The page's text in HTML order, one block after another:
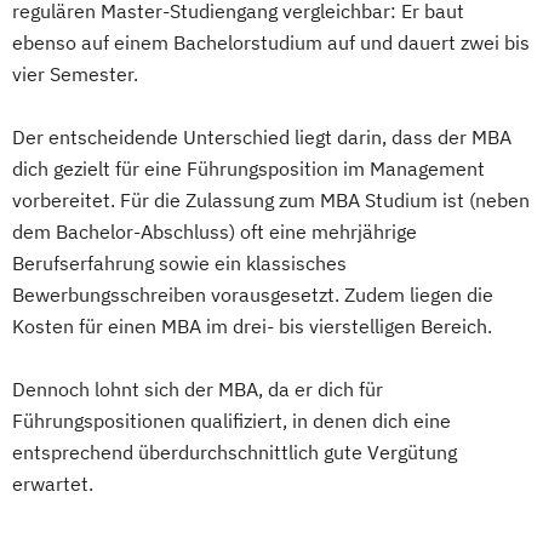
Supply Chain Management (DE/EN)
regulären Master-Studiengang vergleichbar: Er baut
ebenso auf einem Bachelorstudium auf und dauert zwei bis
vier Semester.
Der entscheidende Unterschied liegt darin, dass der MBA
dich gezielt für eine Führungsposition im Management
vorbereitet. Für die Zulassung zum MBA Studium ist (neben
dem Bachelor-Abschluss) oft eine mehrjährige
Berufserfahrung sowie ein klassisches
Bewerbungsschreiben vorausgesetzt. Zudem liegen die
Kosten für einen MBA im drei- bis vierstelligen Bereich.
Dennoch lohnt sich der MBA, da er dich für
Führungspositionen qualifiziert, in denen dich eine
entsprechend überdurchschnittlich gute Vergütung
erwartet.